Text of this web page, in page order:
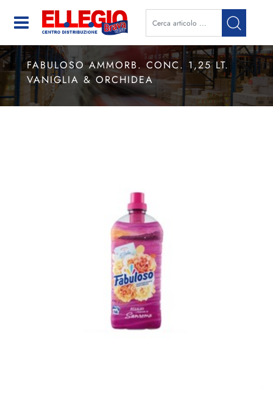
Open
FABULOSO AMMORB. CONC. 1,25 LT.
VANIGLIA & ORCHIDEA